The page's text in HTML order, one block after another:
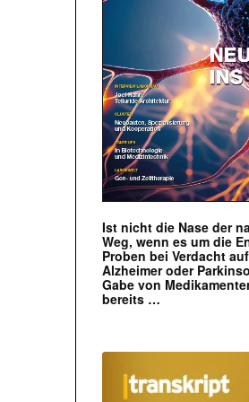
Ist nicht die Nase der
Weg, wenn es um die
Proben bei Verdacht
Alzheimer oder
Gabe von
bereits …